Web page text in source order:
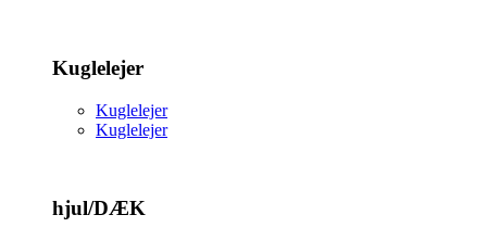
Kuglelejer
Kuglelejer
Kuglelejer
hjul/DÆK